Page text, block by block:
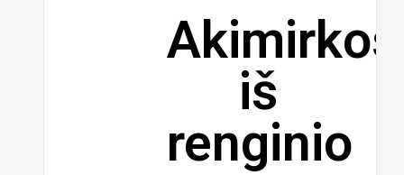
Akimirkos
iš
renginio